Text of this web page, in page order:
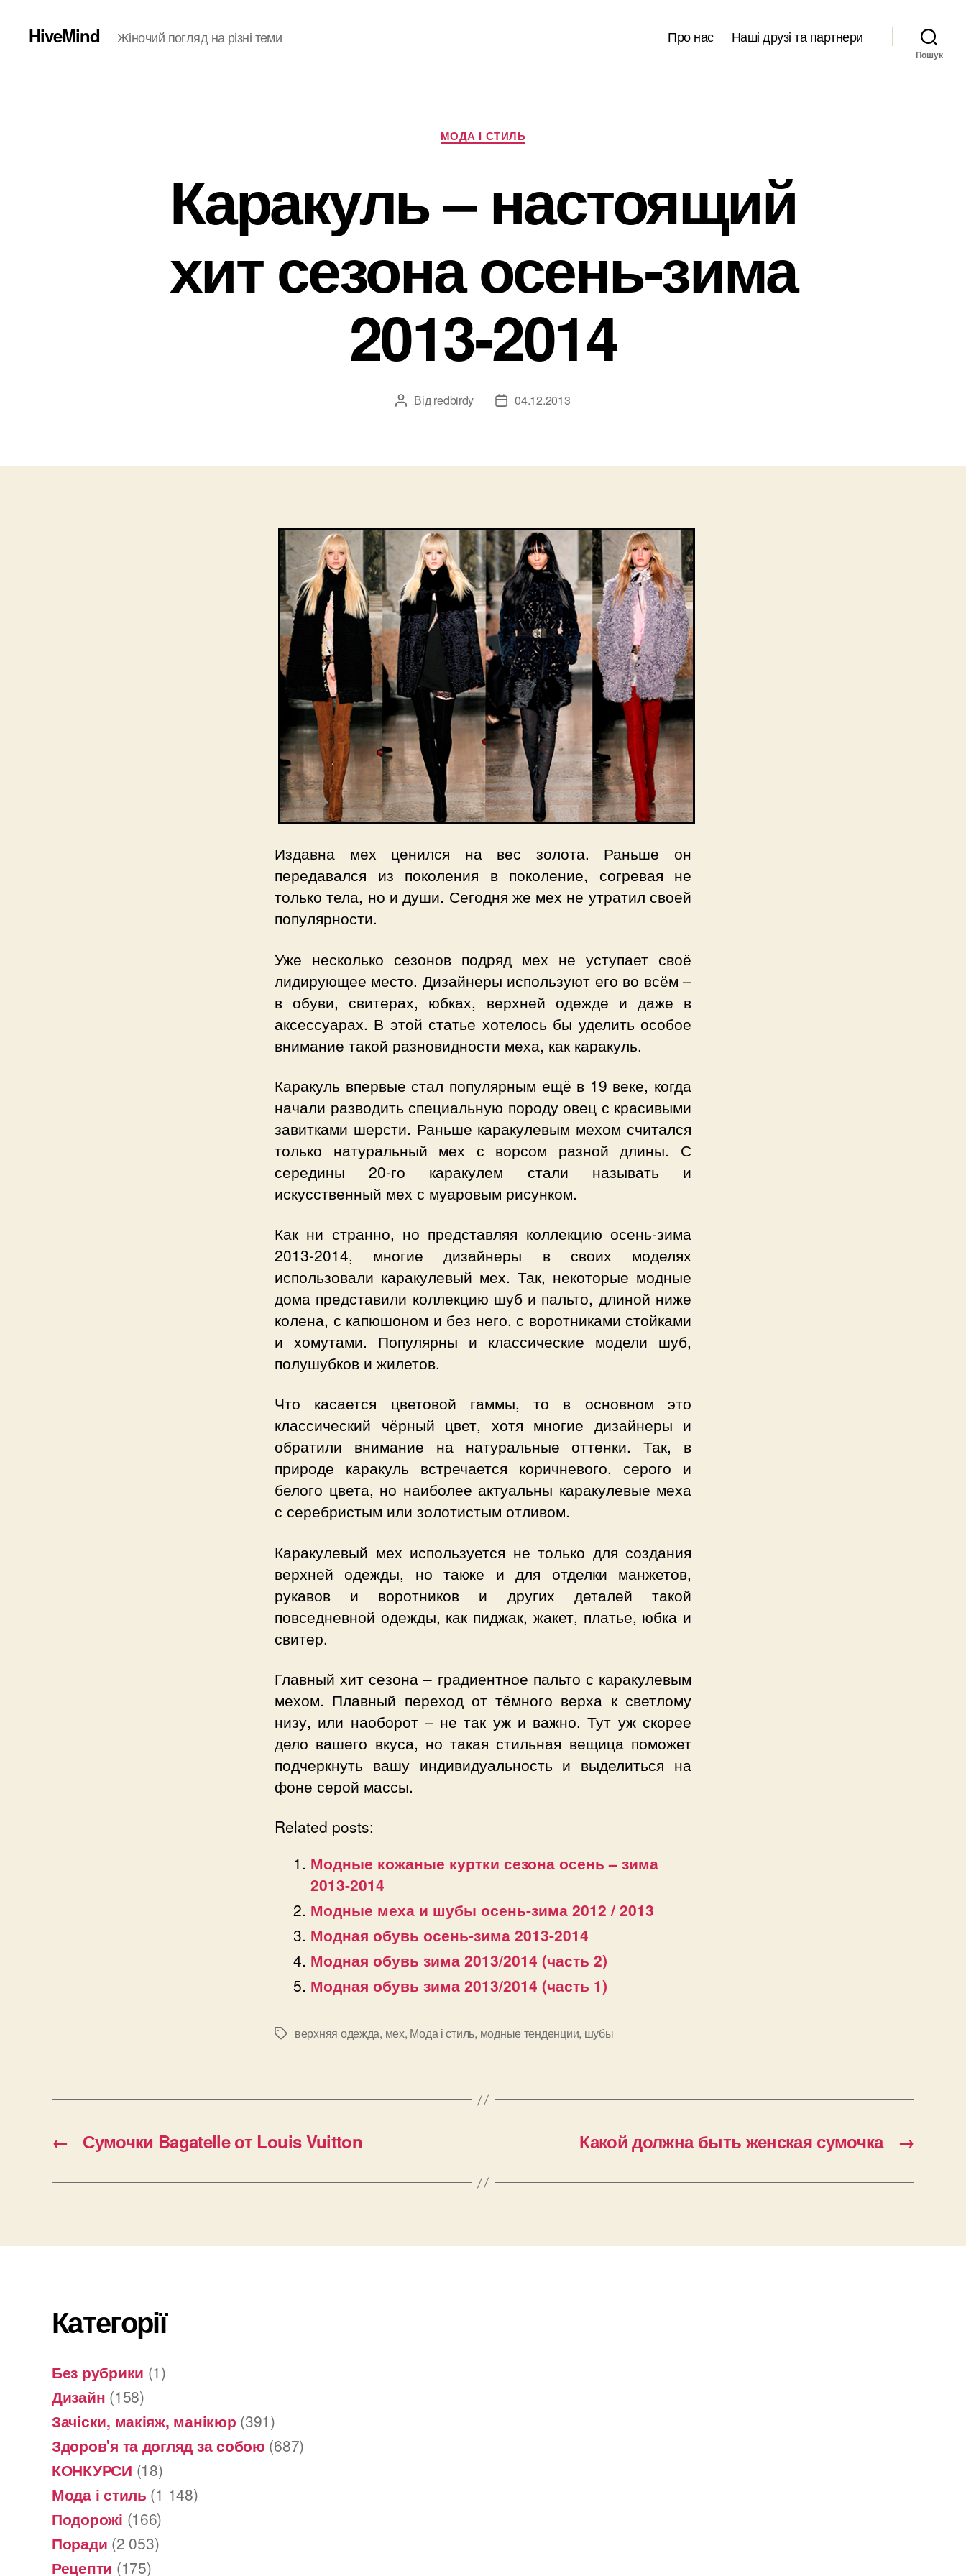
HiveMind Жіночий погляд на різні теми Про нас Наші друзі та партнери
Пошук
Категорії
МОДА І СТИЛЬ
Каракуль – настоящий
хит сезона осень-зима
2013-2014
Автор
Від redbirdy
Дата04.12.2013
Издавна мех ценился на вес золота. Раньше он
передавался из поколения в поколение, согревая не
только тела, но и души. Сегодня же мех не утратил своей
популярности.
Уже несколько сезонов подряд мех не уступает своё
лидирующее место. Дизайнеры используют его во всём –
в обуви, свитерах, юбках, верхней одежде и даже в
аксессуарах. В этой статье хотелось бы уделить особое
внимание такой разновидности меха, как каракуль.
Каракуль впервые стал популярным ещё в 19 веке, когда
начали разводить специальную породу овец с красивыми
завитками шерсти. Раньше каракулевым мехом считался
только натуральный мех с ворсом разной длины. С
середины 20-го каракулем стали называть и
искусственный мех с муаровым рисунком.
Как ни странно, но представляя коллекцию осень-зима
2013-2014, многие дизайнеры в своих моделях
использовали каракулевый мех. Так, некоторые модные
дома представили коллекцию шуб и пальто, длиной ниже
колена, с капюшоном и без него, с воротниками стойками
и хомутами. Популярны и классические модели шуб,
полушубков и жилетов.
Что касается цветовой гаммы, то в основном это
классический чёрный цвет, хотя многие дизайнеры и
обратили внимание на натуральные оттенки. Так, в
природе каракуль встречается коричневого, серого и
белого цвета, но наиболее актуальны каракулевые меха
с серебристым или золотистым отливом.
Каракулевый мех используется не только для создания
верхней одежды, но также и для отделки манжетов,
рукавов и воротников и других деталей такой
повседневной одежды, как пиджак, жакет, платье, юбка и
свитер.
Главный хит сезона – градиентное пальто с каракулевым
мехом. Плавный переход от тёмного верха к светлому
низу, или наоборот – не так уж и важно. Тут уж скорее
дело вашего вкуса, но такая стильная вещица поможет
подчеркнуть вашу индивидуальность и выделиться на
фоне серой массы.
Related posts:
Модные кожаные куртки сезона осень – зима
2013-2014
Модные меха и шубы осень-зима 2012 / 2013
Модная обувь осень-зима 2013-2014
Модная обувь зима 2013/2014 (часть 2)
Модная обувь зима 2013/2014 (часть 1)
Позначки
верхняя одежда, мех, Мода і стиль, модные тенденции, шубы
← Сумочки Bagatelle от Louis Vuitton →
Какой должна быть женская сумочка
Категорії
Без рубрики (1)
Дизайн (158)
Зачіски, макіяж, манікюр (391)
Здоров'я та догляд за собою (687)
КОНКУРСИ (18)
Мода і стиль (1 148)
Подорожі (166)
Поради (2 053)
Рецепти (175)